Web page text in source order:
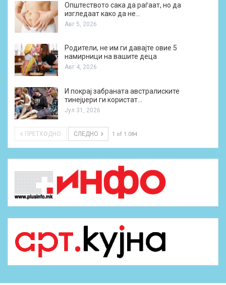
Општеството сака да раѓаат, но да
изгледаат како да не…
Авг 5, 2026
Родители, не им ги давајте овие 5
намирници на вашите деца
Авг 4, 2026
И покрај забраната австралиските
тинејџери ги користат…
Јул 31, 2026
ПРЕТХОДНО СЛЕДНО 1 of 1.084